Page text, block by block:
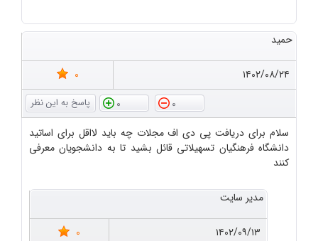
حمید
۱۴۰۲/۰۸/۲۴
0
0
0
سلام برای دریافت پی دی اف مجلات چه باید لااقل برای اساتید
دانشگاه فرهنگیان تسهیلاتی قائل بشید تا به دانشجویان معرفی
کنند
مدیر سایت
۱۴۰۲/۰۹/۱۳
0